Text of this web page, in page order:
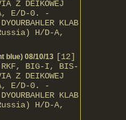
Z DEIKOWEJ
E/D-0. -
KLAB
(Russia) H/D-A,
blue) 08/10/13 [12]
RKF, BIG-I, BIS-
Z DEIKOWEJ
E/D-0. -
KLAB
(Russia) H/D-A,